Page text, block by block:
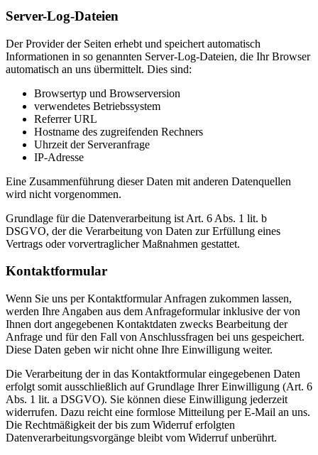
Server-Log-Dateien
Der Provider der Seiten erhebt und speichert automatisch
Informationen in so genannten Server-Log-Dateien, die Ihr Browser
automatisch an uns übermittelt. Dies sind:
Browsertyp und Browserversion
verwendetes Betriebssystem
Referrer URL
Hostname des zugreifenden Rechners
Uhrzeit der Serveranfrage
IP-Adresse
Eine Zusammenführung dieser Daten mit anderen Datenquellen
wird nicht vorgenommen.
Grundlage für die Datenverarbeitung ist Art. 6 Abs. 1 lit. b
DSGVO, der die Verarbeitung von Daten zur Erfüllung eines
Vertrags oder vorvertraglicher Maßnahmen gestattet.
Kontaktformular
Wenn Sie uns per Kontaktformular Anfragen zukommen lassen,
werden Ihre Angaben aus dem Anfrageformular inklusive der von
Ihnen dort angegebenen Kontaktdaten zwecks Bearbeitung der
Anfrage und für den Fall von Anschlussfragen bei uns gespeichert.
Diese Daten geben wir nicht ohne Ihre Einwilligung weiter.
Die Verarbeitung der in das Kontaktformular eingegebenen Daten
erfolgt somit ausschließlich auf Grundlage Ihrer Einwilligung (Art. 6
Abs. 1 lit. a DSGVO). Sie können diese Einwilligung jederzeit
widerrufen. Dazu reicht eine formlose Mitteilung per E-Mail an uns.
Die Rechtmäßigkeit der bis zum Widerruf erfolgten
Datenverarbeitungsvorgänge bleibt vom Widerruf unberührt.